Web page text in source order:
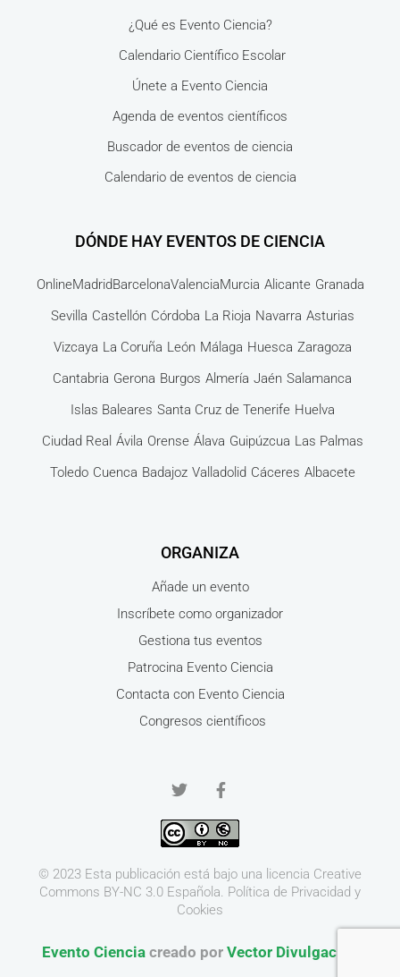
¿Qué es Evento Ciencia?
Calendario Científico Escolar
Únete a Evento Ciencia
Agenda de eventos científicos
Buscador de eventos de ciencia
Calendario de eventos de ciencia
DÓNDE HAY EVENTOS DE CIENCIA
OnlineMadridBarcelonaValenciaMurcia Alicante Granada
Sevilla Castellón Córdoba La Rioja Navarra Asturias
Vizcaya La Coruña León Málaga Huesca Zaragoza
Cantabria Gerona Burgos Almería Jaén Salamanca
Islas Baleares Santa Cruz de Tenerife Huelva
Ciudad Real Ávila Orense Álava Guipúzcua Las Palmas
Toledo Cuenca Badajoz Valladolid Cáceres Albacete
ORGANIZA
Añade un evento
Inscríbete como organizador
Gestiona tus eventos
Patrocina Evento Ciencia
Contacta con Evento Ciencia
Congresos científicos
© 2023 Esta publicación está bajo una licencia Creative
Commons BY-NC 3.0 Española. Política de Privacidad y
Cookies
Evento Cienciacreado por Vector Divulgación